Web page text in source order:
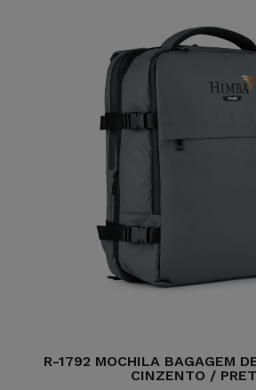
R-1792 MOCHILA BAGAGEM
CINZENTO /